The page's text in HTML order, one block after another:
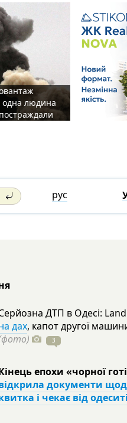
одна людина
рус
ДТП в Одесі:
дах, капот другої
3
епохи «чорної
документи
і чекає від